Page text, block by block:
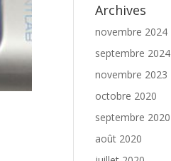
Archives
novembre 2024
septembre 2024
novembre 2023
octobre 2020
septembre 2020
août 2020